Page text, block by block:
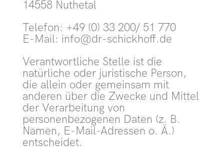
14558 Nuthetal
Telefon: +49 (0) 33 200/ 51 770
E-Mail: info@dr-schickhoff.de
Verantwortliche Stelle ist die
natürliche oder juristische Person,
die allein oder gemeinsam mit
anderen über die Zwecke und Mittel
der Verarbeitung von
personenbezogenen Daten (z. B.
Namen, E-Mail-Adressen o. Ä.)
entscheidet.